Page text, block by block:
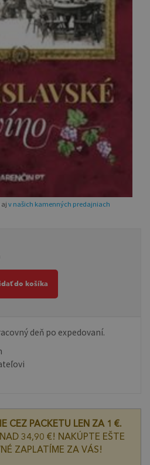
v našich kamenných predajniach
do košíka
deň po expedovaní.
CEZ PACKETU LEN ZA 1 €.
34,90 €! NAKÚPTE EŠTE
ZAPLATÍME ZA VÁS!